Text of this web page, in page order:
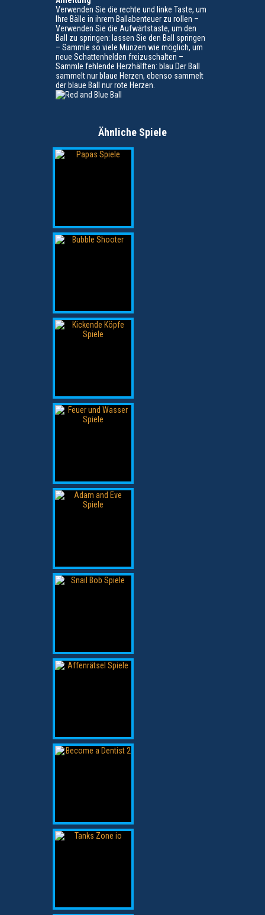
Verwenden Sie die rechte und linke Taste, um
Ihre Bälle in ihrem Ballabenteuer zu rollen –
Verwenden Sie die Aufwärtstaste, um den
Ball zu springen: lassen Sie den Ball springen
– Sammle so viele Münzen wie möglich, um
neue Schattenhelden freizuschalten –
Sammle fehlende Herzhälften: blau Der Ball
sammelt nur blaue Herzen, ebenso sammelt
der blaue Ball nur rote Herzen.
Ähnliche Spiele